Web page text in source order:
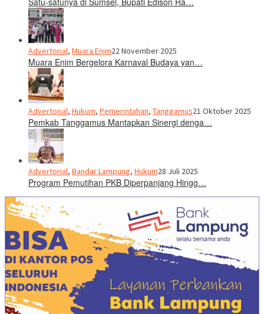
Advertorial, Muara Enim22 November 2025
Muara Enim Bergelora Karnaval Budaya yan…
Advertorial, Hukum, Pemerintahan, Tanggamus21 Oktober 2025
Pemkab Tanggamus Mantapkan Sinergi denga…
Advertorial, Bandar Lampung, Hukum28 Juli 2025
Program Pemutihan PKB Diperpanjang Hingg…